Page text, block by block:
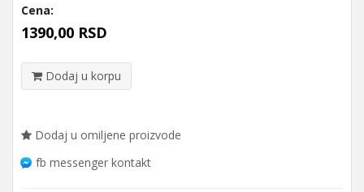
Cena:
1390,00 RSD
Dodaj u korpu
Dodaj u omiljene proizvode
fb messenger kontakt